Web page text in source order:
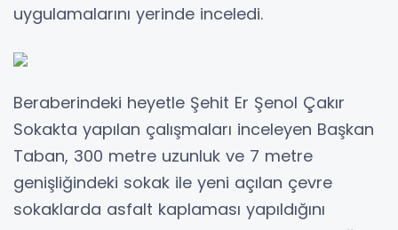
uygulamalarını yerinde inceledi.
Beraberindeki heyetle Şehit Er Şenol Çakır
Sokakta yapılan çalışmaları inceleyen Başkan
Taban, 300 metre uzunluk ve 7 metre
genişliğindeki sokak ile yeni açılan çevre
sokaklarda asfalt kaplaması yapıldığını